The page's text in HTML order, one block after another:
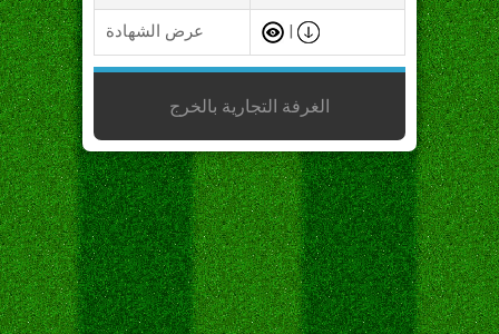
عرض الشهادة
الغرفة التجارية بالخرج